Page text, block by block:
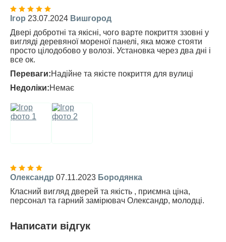
Ігор 23.07.2024 Вишгород
Двері добротні та якісні, чого варте покриття ззовні у
вигляді деревяної мореної панелі, яка може стояти
просто цілодобово у волозі. Установка через два дні і
все ок.
Переваги:Надійне та якісте покриття для вулиці
Недоліки:Немає
Олександр 07.11.2023 Бородянка
Класний вигляд дверей та якість , приємна ціна,
персонал та гарний замірювач Олександр, молодці.
Написати відгук